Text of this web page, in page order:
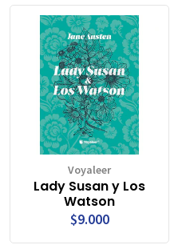
Voyaleer
Lady Susan y Los
Watson
$9.000